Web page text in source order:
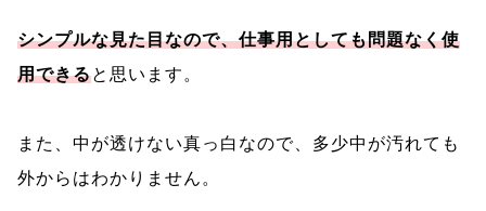
シンプルな見た目なので、仕事用としても問題なく使
用できると思います。
また、中が透けない真っ白なので、多少中が汚れても
外からはわかりません。